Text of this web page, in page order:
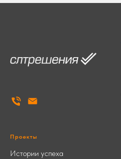
Проекты
Истории успеха